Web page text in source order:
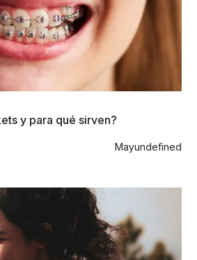
y para qué sirven?
Mayundefined